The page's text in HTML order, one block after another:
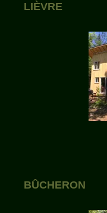
LIÈVRE
BÛCHERON